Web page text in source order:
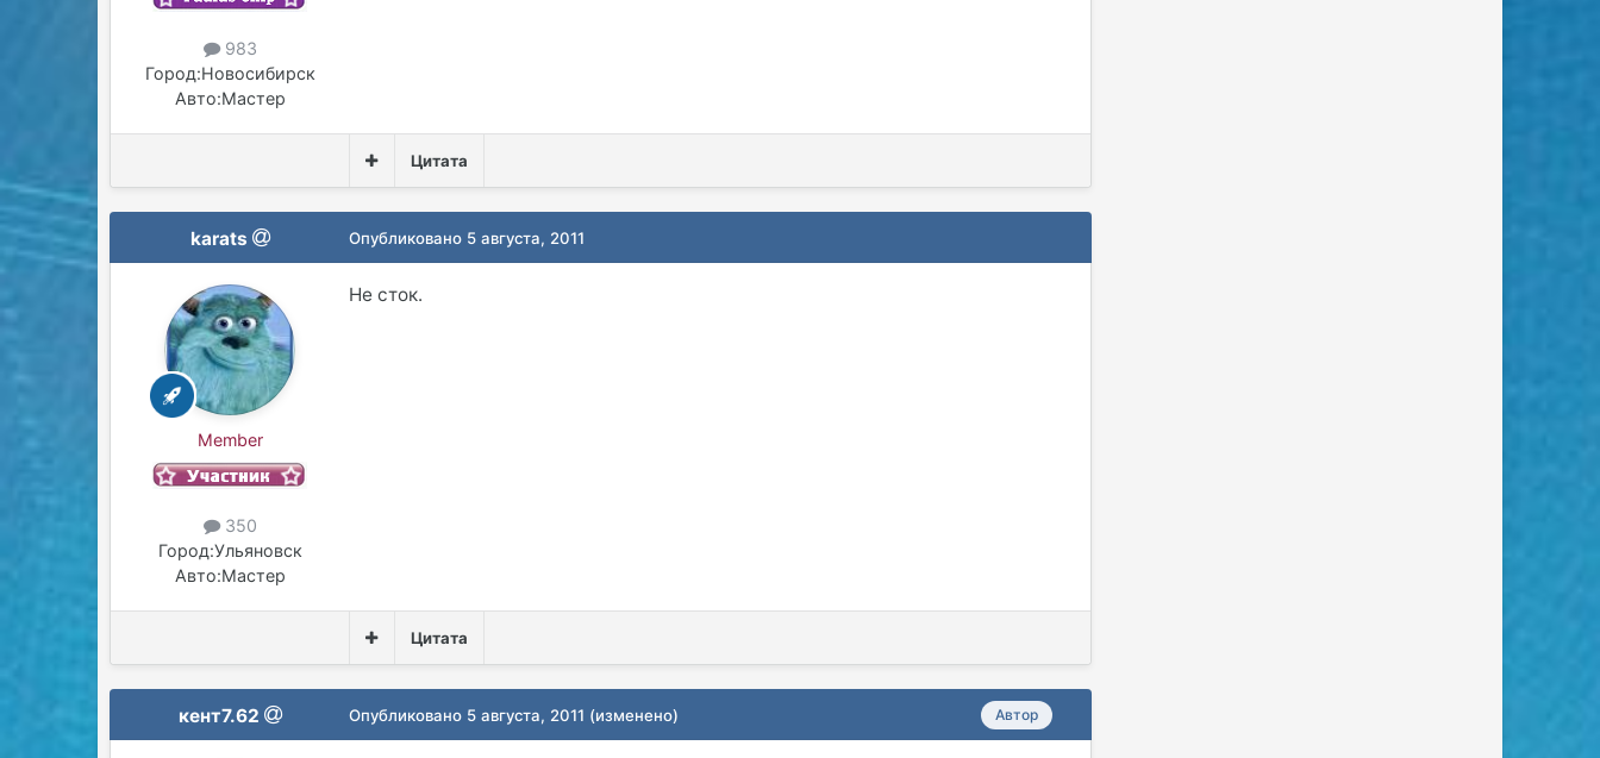
983
Город:Новосибирск
Авто:Мастер
Цитата
karats
Member
350
Город:Ульяновск
Авто:Мастер
Опубликовано 5 августа, 2011
Не сток.
Цитата
кент7.62 Автор
Опубликовано 5 августа, 2011 (изменено)